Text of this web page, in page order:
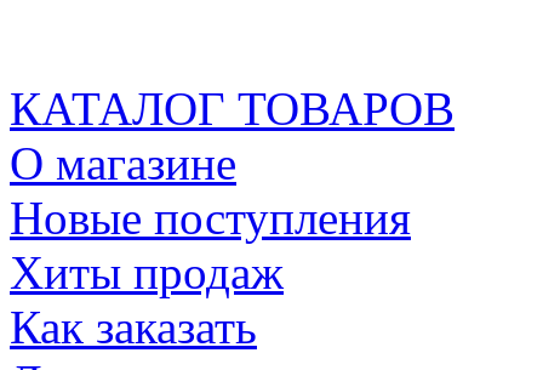
КАТАЛОГ ТОВАРОВ
О магазине
Новые поступления
Хиты продаж
Как заказать